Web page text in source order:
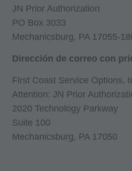
JN Prior Authorization
PO Box 3033
Mechanicsburg, PA 17055-
Dirección de correo con
First Coast Service Options,
Attention: JN Prior
2020 Technology Parkway
Suite 100
Mechanicsburg, PA 17050
ilustración y no a manera de
haciendo copias de CPT
licencia, transfiriendo copias
acuerdo, creando cualquier
o derivado de CPT, o hacer
comercial de CPT. La
para cualquier uso no
obtenerse a través de la
Property Services, 515 N.